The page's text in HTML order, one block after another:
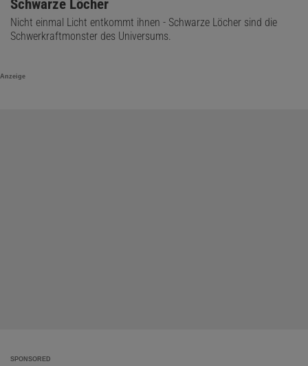
Schwarze Löcher
Nicht einmal Licht entkommt ihnen - Schwarze Löcher sind die
Schwerkraftmonster des Universums.
Anzeige
SPONSORED